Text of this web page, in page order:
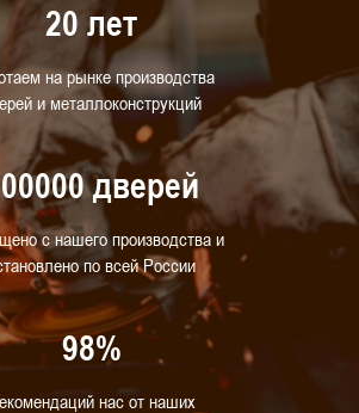
20 лет
на рынке производства
и металлоконструкций
дверей
с нашего производства и
по всей России
98%
нас от наших